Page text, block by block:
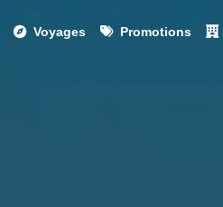
Voyages Promotions